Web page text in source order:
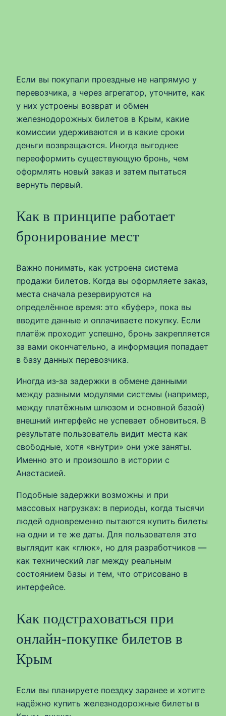
Если вы покупали проездные не напрямую у
перевозчика, а через агрегатор, уточните, как
у них устроены возврат и обмен
железнодорожных билетов в Крым, какие
комиссии удерживаются и в какие сроки
деньги возвращаются. Иногда выгоднее
переоформить существующую бронь, чем
оформлять новый заказ и затем пытаться
вернуть первый.
Как в принципе работает
бронирование мест
Важно понимать, как устроена система
продажи билетов. Когда вы оформляете заказ,
места сначала резервируются на
определённое время: это «буфер», пока вы
вводите данные и оплачиваете покупку. Если
платёж проходит успешно, бронь закрепляется
за вами окончательно, а информация попадает
в базу данных перевозчика.
Иногда из‑за задержки в обмене данными
между разными модулями системы (например,
между платёжным шлюзом и основной базой)
внешний интерфейс не успевает обновиться. В
результате пользователь видит места как
свободные, хотя «внутри» они уже заняты.
Именно это и произошло в истории с
Анастасией.
Подобные задержки возможны и при
массовых нагрузках: в периоды, когда тысячи
людей одновременно пытаются купить билеты
на одни и те же даты. Для пользователя это
выглядит как «глюк», но для разработчиков —
как технический лаг между реальным
состоянием базы и тем, что отрисовано в
интерфейсе.
Как подстраховаться при
онлайн‑покупке билетов в
Крым
Если вы планируете поездку заранее и хотите
надёжно купить железнодорожные билеты в